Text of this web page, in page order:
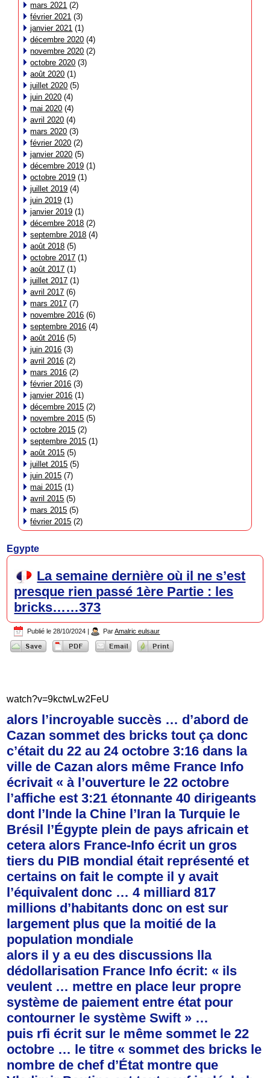
mars 2021 (2)
février 2021 (3)
janvier 2021 (1)
décembre 2020 (4)
novembre 2020 (2)
octobre 2020 (3)
août 2020 (1)
juillet 2020 (5)
juin 2020 (4)
mai 2020 (4)
avril 2020 (4)
mars 2020 (3)
février 2020 (2)
janvier 2020 (5)
décembre 2019 (1)
octobre 2019 (1)
juillet 2019 (4)
juin 2019 (1)
janvier 2019 (1)
décembre 2018 (2)
septembre 2018 (4)
août 2018 (5)
octobre 2017 (1)
août 2017 (1)
juillet 2017 (1)
avril 2017 (6)
mars 2017 (7)
novembre 2016 (6)
septembre 2016 (4)
août 2016 (5)
juin 2016 (3)
avril 2016 (2)
mars 2016 (2)
février 2016 (3)
janvier 2016 (1)
décembre 2015 (2)
novembre 2015 (5)
octobre 2015 (2)
septembre 2015 (1)
août 2015 (5)
juillet 2015 (5)
juin 2015 (7)
mai 2015 (1)
avril 2015 (5)
mars 2015 (5)
février 2015 (2)
Egypte
La semaine dernière où il ne s’est
presque rien passé 1ère Partie : les
bricks……373
Publié le 28/10/2024 | Par Amalric eulsaur
watch?v=9kctwLw2FeU
alors l’incroyable succès … d’abord de
Cazan sommet des bricks tout ça donc
c’était du 22 au 24 octobre 3:16 dans la
ville de Cazan alors même France Info
écrivait « à l’ouverture le 22 octobre
l’affiche est 3:21 étonnante 40 dirigeants
dont l’Inde la Chine l’Iran la Turquie le
Brésil l’Égypte plein de pays africain et
cetera alors France-Info écrit un gros
tiers du PIB mondial était représenté et
certains on fait le compte il y avait
l’équivalent donc … 4 milliard 817
millions d’habitants donc on est sur
largement plus que la moitié de la
population mondiale
alors il y a eu des discussions lla
dédollarisation France Info écrit: « ils
veulent … mettre en place leur propre
système de paiement entre état pour
contourner le système Swift » …
puis rfi écrit sur le même sommet le 22
octobre … le titre « sommet des bricks le
nombre de chef d’État montre que